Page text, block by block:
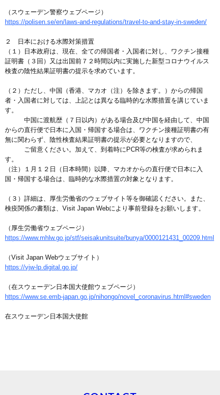
（スウェーデン警察ウェブページ）
https://polisen.se/en/laws-and-regulations/travel-to-and-stay-in-sweden/
２ 日本における水際対策措置
（１）日本政府は、現在、全ての帰国者・入国者に対し、ワクチン接種
証明書（３回）又は出国前７２時間以内に実施した新型コロナウイルス
検査の陰性結果証明書の提示を求めています。
（２）ただし、中国（香港、マカオ（注）を除きます。）からの帰国
者・入国者に対しては、上記とは異なる臨時的な水際措置を講じていま
す。
中国に渡航歴（７日以内）がある場合及び中国を経由して、中国
からの直行便で日本に入国・帰国する場合は、ワクチン接種証明書の有
無に関わらず、陰性検査結果証明書の提示が必要となりますので、
ご留意ください。加えて、到着時にPCR等の検査が求められま
す。
（注）１月１２日（日本時間）以降、マカオからの直行便で日本に入
国・帰国する場合は、臨時的な水際措置の対象となります。
（３）詳細は、厚生労働省のウェブサイト等を御確認ください。また、
検疫関係の書類は、Visit Japan Webにより事前登録をお願いします。
（厚生労働省ウェブページ）
https://www.mhlw.go.jp/stf/seisakunitsuite/bunya/0000121431_00209.html
（Visit Japan Webウェブサイト）
https://vjw-lp.digital.go.jp/
（在スウェーデン日本国大使館ウェブページ）
https://www.se.emb-japan.go.jp/nihongo/novel_coronavirus.html#sweden
在スウェーデン日本国大使館